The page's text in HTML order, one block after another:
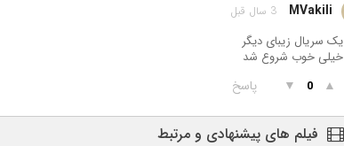
MVakili 3 سال قبل
یک سریال زیبای دیگر
خیلی خوب شروع شد
▲
0
▼ پاسخ
فیلم های پیشنهادی و مرتبط